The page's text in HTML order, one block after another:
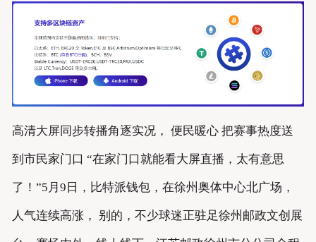
高清大屏同步转播角逐实况， 便民暖心 把赛事热度送
到市民家门口 “在家门口就能看大屏直播，太有意思
了！”5月9日，比特派钱包，在徐州奥体中心北广场，
人气连续高涨， 别的，不少球迷正驻足徐州邮政文创展